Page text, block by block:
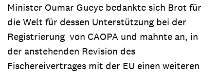
Minister Oumar Gueye bedankte sich Brot für
die Welt für dessen Unterstützung bei der
Registrierung von CAOPA und mahnte an, in
der anstehenden Revision des
Fischereivertrages mit der EU einen weiteren